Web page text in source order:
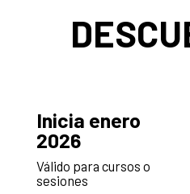
Inicia enero
2026
Válido para cursos o
sesiones